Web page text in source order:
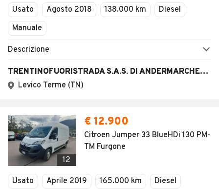
Usato Agosto 2018 138.000 km
Diesel
Manuale
Descrizione
TRENTINOFUORISTRADA S.A.S. DI ANDERMARCHER ROBERTO
Levico Terme (TN)
12
€ 12.900
Citroen Jumper 33 BlueHDi 130 PM-
TM Furgone
Usato Aprile 2019 165.000 km
Diesel